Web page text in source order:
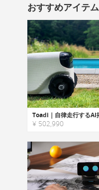
おすすめアイテム
¥ 502,990